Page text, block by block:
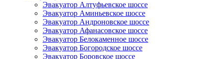
Эвакуатор Алтуфьевское шоссе
Эвакуатор Аминьевское шоссе
Эвакуатор Андроновское шоссе
Эвакуатор Афанасовское шоссе
Эвакуатор Белокаменное шоссе
Эвакуатор Богородское шоссе
Эвакуатор Боровское шоссе